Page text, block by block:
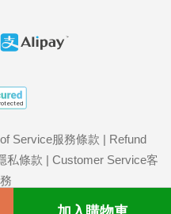
Service服務條款 | Refund
私條款 | Customer Service客